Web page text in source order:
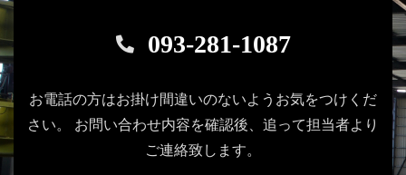
093-281-1087
お電話の方はお掛け間違いのないようお気をつけくだ
さい。
お問い合わせ内容を確認後、追って担当者より
ご連絡致します。